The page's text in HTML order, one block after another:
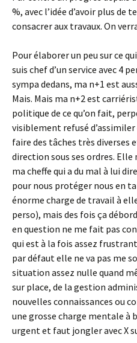
%, avec l’idée d’avoir plus de
consacrer aux travaux. On
Pour élaborer un peu sur ce
suis chef d’un service avec 4
sympa dedans, ma n+1 est
Mais. Mais ma n+2 est
politique de ce qu’on fait,
visiblement refusé
faire des tâches très diverses
direction sous ses ordres.
ma cheffe qui a du mal à lui
pour nous protéger nous en
énorme charge de travail à
perso), mais des fois ça
en question ne me fait pas
qui est à la fois assez
par défaut elle ne va pas me
situation assez nulle quand
sur place, de la gestion
nouvelles connaissances ou
une grosse charge mentale à
urgent et faut jongler avec X